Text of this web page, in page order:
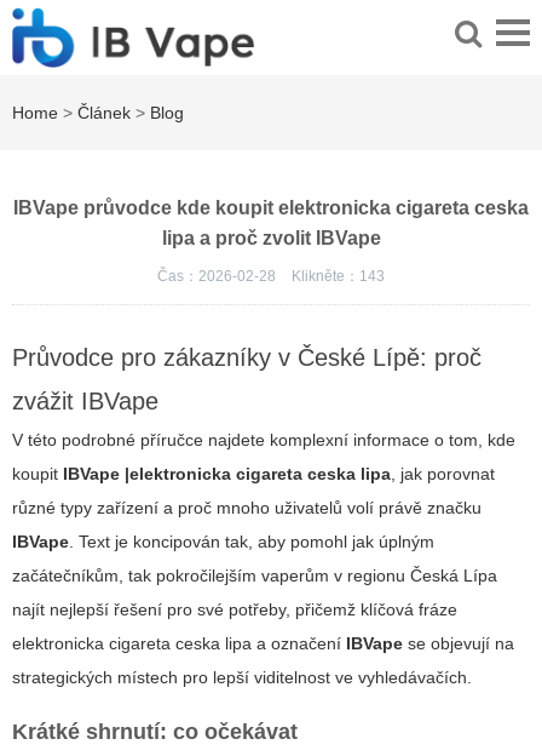
Home > Článek > Blog
IBVape průvodce kde koupit elektronicka cigareta ceska
lipa a proč zvolit IBVape
Čas：2026-02-28 Klikněte： 143
Průvodce pro zákazníky v České Lípě: proč
zvážit IBVape
V této podrobné příručce najdete komplexní informace o tom, kde
koupit IBVape |elektronicka cigareta ceska lipa, jak porovnat
různé typy zařízení a proč mnoho uživatelů volí právě značku
IBVape. Text je koncipován tak, aby pomohl jak úplným
začátečníkům, tak pokročilejším vaperům v regionu Česká Lípa
najít nejlepší řešení pro své potřeby, přičemž klíčová fráze
elektronicka cigareta ceska lipa a označení IBVape se objevují na
strategických místech pro lepší viditelnost ve vyhledávačích.
Krátké shrnutí: co očekávat